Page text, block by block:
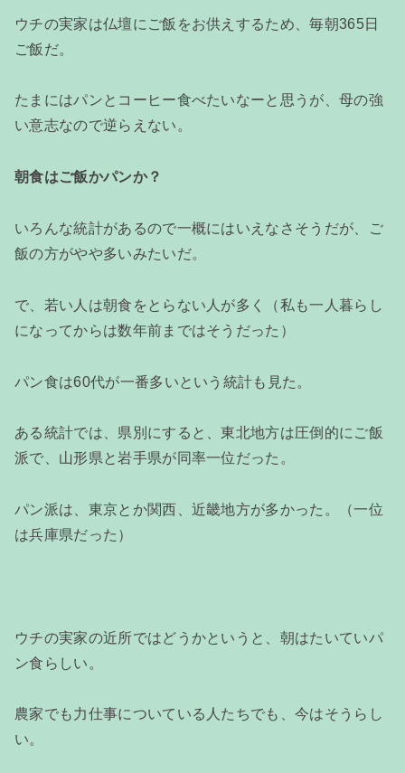
ウチの実家は仏壇にご飯をお供えするため、毎朝365日
ご飯だ。
たまにはパンとコーヒー食べたいなーと思うが、母の強
い意志なので逆らえない。
朝食はご飯かパンか？
いろんな統計があるので一概にはいえなさそうだが、ご
飯の方がやや多いみたいだ。
で、若い人は朝食をとらない人が多く（私も一人暮らし
になってからは数年前まではそうだった）
パン食は60代が一番多いという統計も見た。
ある統計では、県別にすると、東北地方は圧倒的にご飯
派で、山形県と岩手県が同率一位だった。
パン派は、東京とか関西、近畿地方が多かった。（一位
は兵庫県だった）
ウチの実家の近所ではどうかというと、朝はたいていパ
ン食らしい。
農家でも力仕事についている人たちでも、今はそうらし
い。